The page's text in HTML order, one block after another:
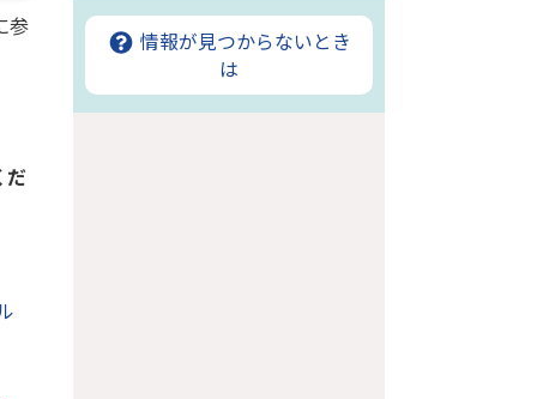
参
だ
情報が見つからないとき
は